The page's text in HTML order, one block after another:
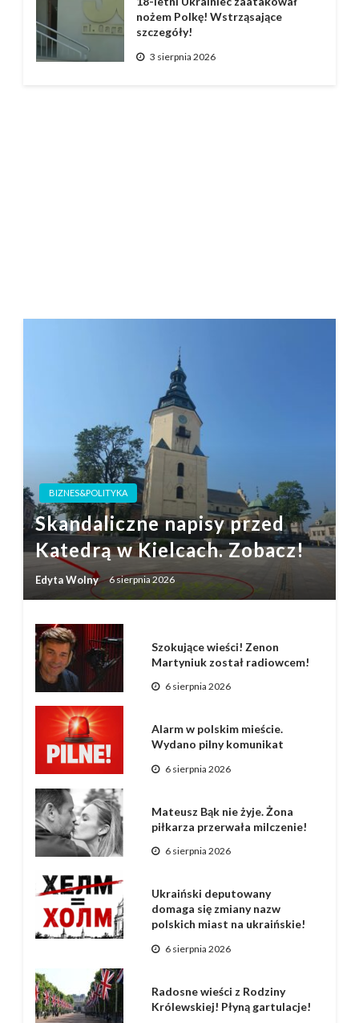
nożem Polkę! Wstrząsające
szczegóły!
3 sierpnia 2026
BIZNES&POLITYKA
Skandaliczne napisy przed
Katedrą w Kielcach. Zobacz!
Edyta Wolny 6 sierpnia 2026
Szokujące wieści! Zenon
Martyniuk został radiowcem!
6 sierpnia 2026
Alarm w polskim mieście.
Wydano pilny komunikat
6 sierpnia 2026
Mateusz Bąk nie żyje. Żona
piłkarza przerwała milczenie!
6 sierpnia 2026
Ukraiński deputowany
domaga się zmiany nazw
polskich miast na ukraińskie!
6 sierpnia 2026
Radosne wieści z Rodziny
Królewskiej! Płyną gartulacje!